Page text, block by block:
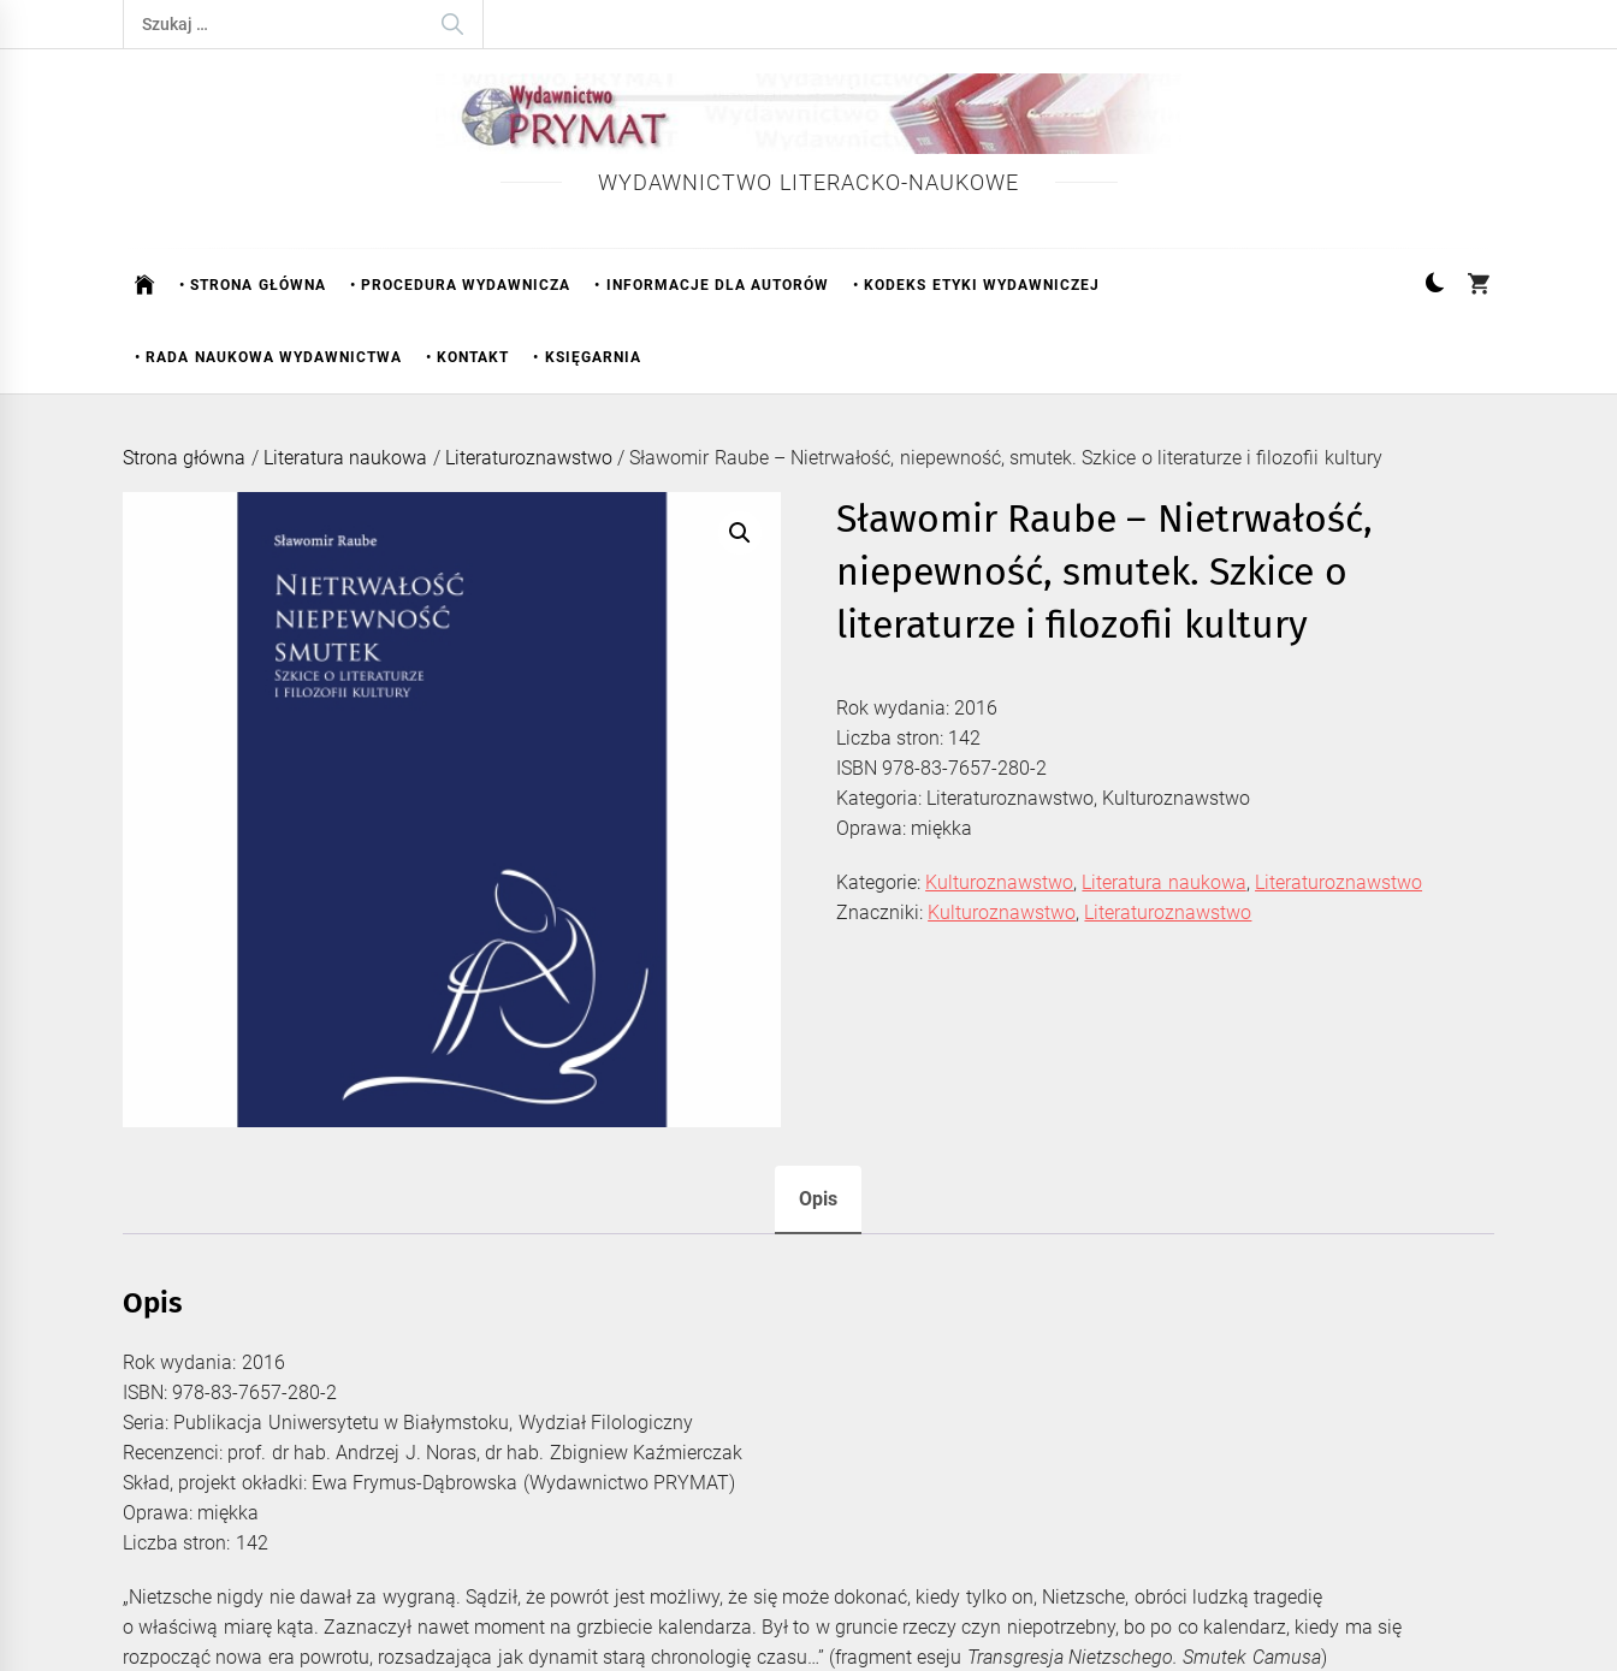
to
Szukaj:
WYDAWNICTWO LITERACKO-NAUKOWE
• STRONA GŁÓWNA • PROCEDURA WYDAWNICZA • INFORMACJE DLA AUTORÓW • KODEKS ETYKI WYDAWNICZEJ
• RADA NAUKOWA WYDAWNICTWA • KONTAKT • KSIĘGARNIA
Strona główna / Literatura naukowa / Literaturoznawstwo/ Sławomir Raube – Nietrwałość, niepewność, smutek. Szkice o literaturze i filozofii kultury
Sławomir Raube – Nietrwałość,
niepewność, smutek. Szkice o
literaturze i filozofii kultury
Rok wydania: 2016
Liczba stron: 142
ISBN 978-83-7657-280-2
Kategoria: Literaturoznawstwo, Kulturoznawstwo
Oprawa: miękka
Kategorie: Kulturoznawstwo, Literatura naukowa, Literaturoznawstwo
Znaczniki: Kulturoznawstwo, Literaturoznawstwo
Opis
Opis
Rok wydania: 2016
ISBN: 978-83-7657-280-2
Seria: Publikacja Uniwersytetu w Białymstoku, Wydział Filologiczny
Recenzenci: prof. dr hab. Andrzej J. Noras, dr hab. Zbigniew Kaźmierczak
Skład, projekt okładki: Ewa Frymus-Dąbrowska (Wydawnictwo PRYMAT)
Oprawa: miękka
Liczba stron: 142
„Nietzsche nigdy nie dawał za wygraną. Sądził, że powrót jest możliwy, że się może dokonać, kiedy tylko on, Nietzsche, obróci ludzką tragedię
o właściwą miarę kąta. Zaznaczył nawet moment na grzbiecie kalendarza. Był to w gruncie rzeczy czyn niepotrzebny, bo po co kalendarz, kiedy ma się
rozpocząć nowa era powrotu, rozsadzająca jak dynamit starą chronologię czasu…” (fragment eseju Transgresja Nietzschego. Smutek Camusa)